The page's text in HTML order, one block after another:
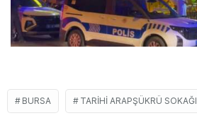
BURSA TARIHI ARAPŞÜKRÜ SOKAĞI